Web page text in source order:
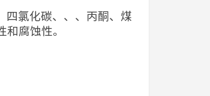
四氯化碳、、、丙酮、煤
腐蚀性。